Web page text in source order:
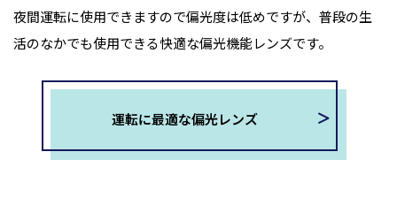
夜間運転に使用できますので偏光度は低めですが、普段の生
活のなかでも使用できる快適な偏光機能レンズです。
運転に最適な偏光レンズ